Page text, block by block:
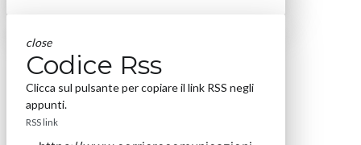
close
Codice Rss
Clicca sul pulsante per copiare il link RSS negli
appunti.
RSS link